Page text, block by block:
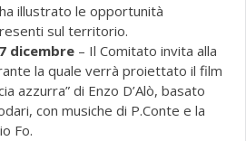
illustrato le opportunità
sul territorio.
dicembre – Il Comitato invita alla
la quale verrà proiettato il film
azzurra” di Enzo D’Alò, basato
con musiche di P.Conte e la
Fo.